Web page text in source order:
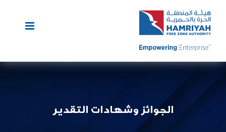
content
الجوائز وشهادات التقدير